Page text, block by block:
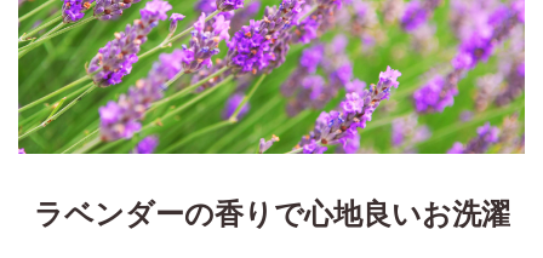
ラベンダーの香りで心地良いお洗濯